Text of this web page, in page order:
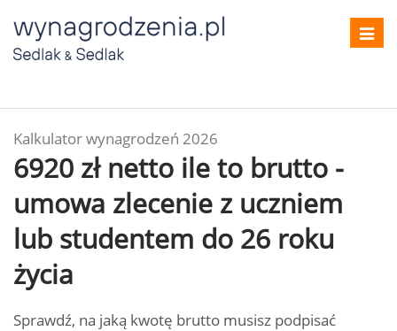
Kalkulator wynagrodzeń 2026
6920 zł netto ile to brutto -
umowa zlecenie z uczniem
lub studentem do 26 roku
życia
Sprawdź, na jaką kwotę brutto musisz podpisać